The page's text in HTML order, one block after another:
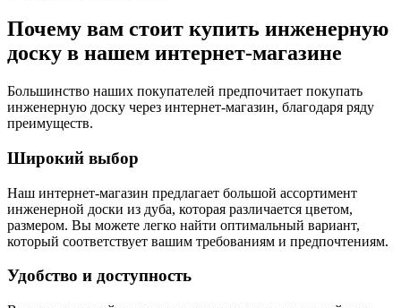
Почему вам стоит купить инженерную
доску в нашем интернет-магазине
Большинство наших покупателей предпочитает покупать
инженерную доску через интернет-магазин, благодаря ряду
преимуществ.
Широкий выбор
Наш интернет-магазин предлагает большой ассортимент
инженерной доски из дуба, которая различается цветом,
размером. Вы можете легко найти оптимальный вариант,
который соответствует вашим требованиям и предпочтениям.
Удобство и доступность